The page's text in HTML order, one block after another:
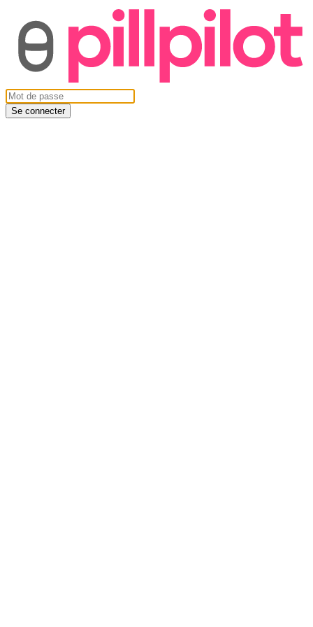
Se connecter